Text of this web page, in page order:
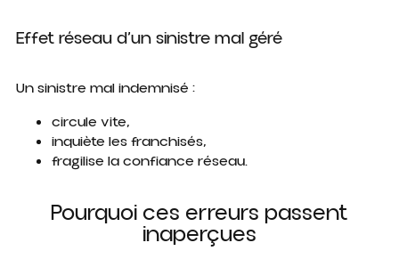
Effet réseau d’un sinistre mal géré
Un sinistre mal indemnisé :
circule vite,
inquiète les franchisés,
fragilise la confiance réseau.
Pourquoi ces erreurs passent
inaperçues